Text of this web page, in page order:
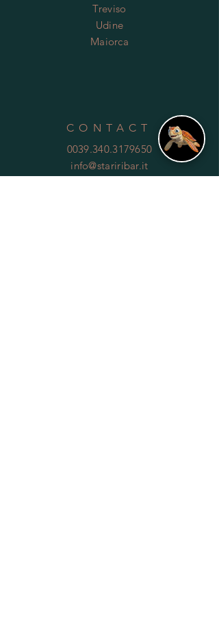
Treviso
Udine
Maiorca
CONTACT
0039.340.3179650
info@stariribar.it